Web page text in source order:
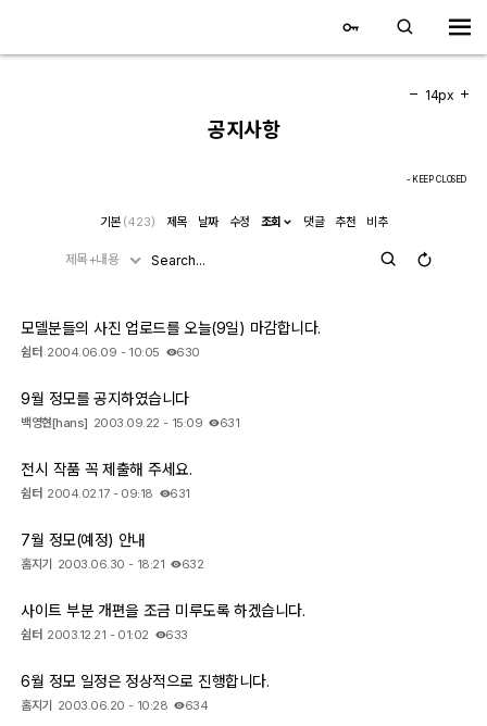
자유 갤러리
추천 갤러리
전시회 갤러리
飛龍/김상환님 아침 갤러리
커뮤니티
자유게시판
정보 / 강좌
장터
공지사항
14px
- KEEP CLOSED
기본 (423) 제목 날짜 수정 조회 댓글 추천 비추
제목+내용
모델분들의 사진 업로드를 오늘(9일) 마감합니다.
쉼터 2004.06.09 - 10:05 630
9월 정모를 공지하였습니다
백영현[hans] 2003.09.22 - 15:09 631
전시 작품 꼭 제출해 주세요.
쉼터 2004.02.17 - 09:18 631
7월 정모(예정) 안내
홈지기 2003.06.30 - 18:21 632
사이트 부분 개편을 조금 미루도록 하겠습니다.
쉼터 2003.12.21 - 01:02 633
6월 정모 일정은 정상적으로 진행합니다.
홈지기 2003.06.20 - 10:28 634